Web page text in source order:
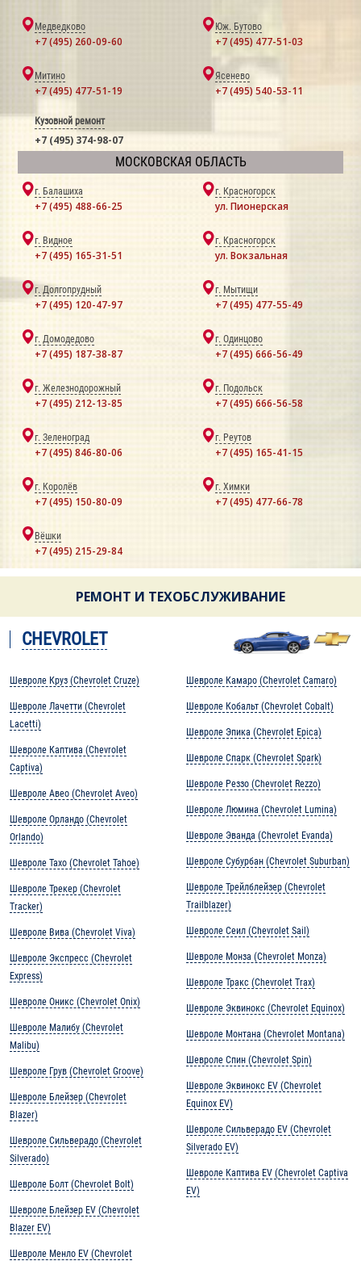
Медведково
+7 (495) 260-09-60
Юж. Бутово
+7 (495) 477-51-03
Митино
+7 (495) 477-51-19
Ясенево
+7 (495) 540-53-11
Кузовной ремонт
+7 (495) 374-98-07
МОСКОВСКАЯ ОБЛАСТЬ
г. Балашиха
+7 (495) 488-66-25
г. Красногорск
ул. Пионерская
г. Видное
+7 (495) 165-31-51
г. Красногорск
ул. Вокзальная
г. Долгопрудный
+7 (495) 120-47-97
г. Мытищи
+7 (495) 477-55-49
г. Домодедово
+7 (495) 187-38-87
г. Одинцово
+7 (495) 666-56-49
г. Железнодорожный
+7 (495) 212-13-85
г. Подольск
+7 (495) 666-56-58
г. Зеленоград
+7 (495) 846-80-06
г. Реутов
+7 (495) 165-41-15
г. Королёв
+7 (495) 150-80-09
г. Химки
+7 (495) 477-66-78
Вёшки
+7 (495) 215-29-84
РЕМОНТ И ТЕХОБСЛУЖИВАНИЕ
CHEVROLET
Шевроле Круз (Chevrolet Cruze)
Шевроле Лачетти (Chevrolet
Lacetti)
Шевроле Каптива (Chevrolet
Captiva)
Шевроле Авео (Chevrolet Aveo)
Шевроле Орландо (Chevrolet
Orlando)
Шевроле Тахо (Chevrolet Tahoe)
Шевроле Трекер (Chevrolet
Tracker)
Шевроле Вива (Chevrolet Viva)
Шевроле Экспресс (Chevrolet
Express)
Шевроле Оникс (Chevrolet Onix)
Шевроле Малибу (Chevrolet
Malibu)
Шевроле Грув (Chevrolet Groove)
Шевроле Блейзер (Chevrolet
Blazer)
Шевроле Сильверадо (Chevrolet
Silverado)
Шевроле Болт (Chevrolet Bolt)
Шевроле Блейзер EV (Chevrolet
Blazer EV)
Шевроле Менло EV (Chevrolet
Шевроле Камаро (Chevrolet Camaro)
Шевроле Кобальт (Chevrolet Cobalt)
Шевроле Эпика (Chevrolet Epica)
Шевроле Спарк (Chevrolet Spark)
Шевроле Реззо (Chevrolet Rezzo)
Шевроле Люмина (Chevrolet Lumina)
Шевроле Эванда (Chevrolet Evanda)
Шевроле Субурбан (Chevrolet Suburban)
Шевроле Трейлблейзер (Chevrolet
Trailblazer)
Шевроле Сеил (Chevrolet Sail)
Шевроле Монза (Chevrolet Monza)
Шевроле Тракс (Chevrolet Trax)
Шевроле Эквинокс (Chevrolet Equinox)
Шевроле Монтана (Chevrolet Montana)
Шевроле Спин (Chevrolet Spin)
Шевроле Эквинокс EV (Chevrolet
Equinox EV)
Шевроле Сильверадо EV (Chevrolet
Silverado EV)
Шевроле Каптива EV (Chevrolet Captiva
EV)